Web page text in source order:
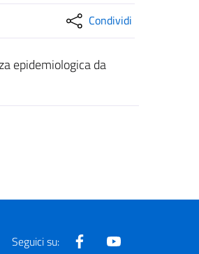
Condividi
epidemiologica da
Seguici su: Facebook